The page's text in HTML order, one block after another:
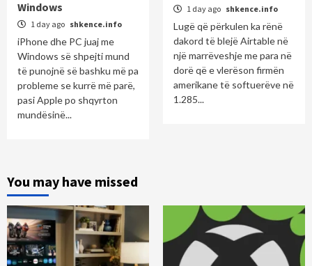
Windows
1 day ago shkence.info
iPhone dhe PC juaj me
Windows së shpejti mund
të punojnë së bashku më pa
probleme se kurrë më parë,
pasi Apple po shqyrton
mundësinë...
1 day ago shkence.info
Lugë që përkulen ka rënë
dakord të blejë Airtable në
një marrëveshje me para në
dorë që e vlerëson firmën
amerikane të softuerëve në
1.285...
You may have missed